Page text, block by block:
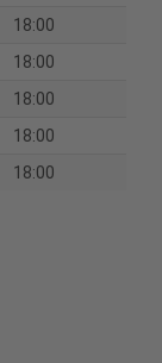
18:00
18:00
18:00
18:00
18:00